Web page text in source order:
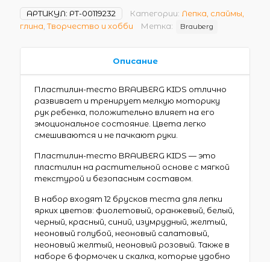
АРТИКУЛ: РТ-00119232 Категории: Лепка, слаймы,
глина Творчество и хобби Метка: Brauberg
Описание
Пластилин-тесто BRAUBERG KIDS отлично
развивает и тренирует мелкую моторику
рук ребенка, положительно влияет на его
эмоциональное состояние. Цвета легко
смешиваются и не пачкают руки.
Пластилин-тесто BRAUBERG KIDS — это
пластилин на растительной основе с мягкой
текстурой и безопасным составом.
В набор входят 12 брусков теста для лепки
ярких цветов: фиолетовый, оранжевый, белый,
черный, красный, синий, изумрудный, желтый,
неоновый голубой, неоновый салатовый,
неоновый желтый, неоновый розовый. Также в
наборе 6 формочек и скалка, которые удобно